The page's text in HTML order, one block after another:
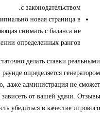
с законодательством.
новая страница в
снимать с баланса не
определенных рангов.
делать ставки реальными
определяется генератором
даже администрация не сможет
от вашей удачи. Отзывы
убедиться в качестве игрового